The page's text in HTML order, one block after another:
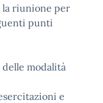
la riunione per
punti
modalità
e